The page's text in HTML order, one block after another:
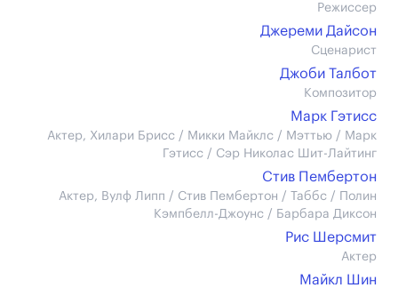
Режиссер
Джереми Дайсон
Сценарист
Джоби Талбот
Композитор
Марк Гэтисс
Актер, Хилари Брисс / Микки Майклс / Мэттью / Марк
Гэтисс / Сэр Николас Шит-Лайтинг
Стив Пембертон
Актер, Вулф Липп / Стив Пембертон / Таббс / Полин
Кэмпбелл-Джоунс / Барбара Диксон
Рис Шерсмит
Актер
Майкл Шин